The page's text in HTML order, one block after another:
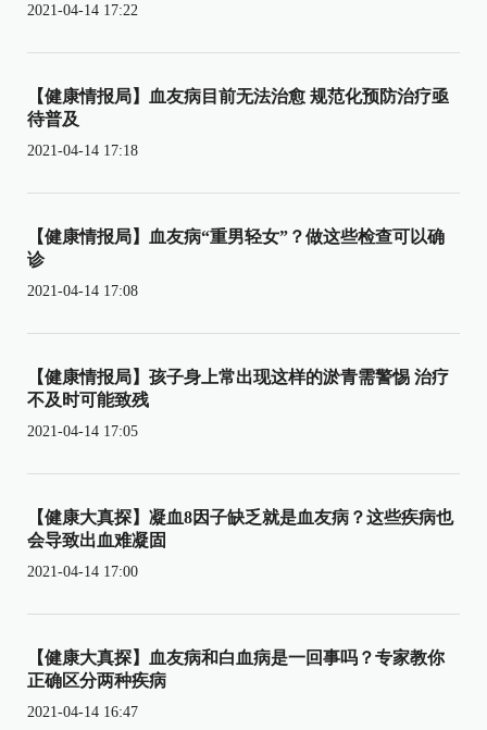
2021-04-14 17:22
【健康情报局】血友病目前无法治愈 规范化预防治疗亟
待普及
2021-04-14 17:18
【健康情报局】血友病“重男轻女”？做这些检查可以确
诊
2021-04-14 17:08
【健康情报局】孩子身上常出现这样的淤青需警惕 治疗
不及时可能致残
2021-04-14 17:05
【健康大真探】凝血8因子缺乏就是血友病？这些疾病也
会导致出血难凝固
2021-04-14 17:00
【健康大真探】血友病和白血病是一回事吗？专家教你
正确区分两种疾病
2021-04-14 16:47